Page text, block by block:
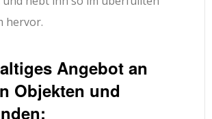
hervor.
Angebot an
Objekten und